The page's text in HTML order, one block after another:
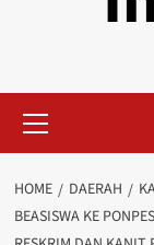
Menu
HOME DAERAH
BEASISWA KE